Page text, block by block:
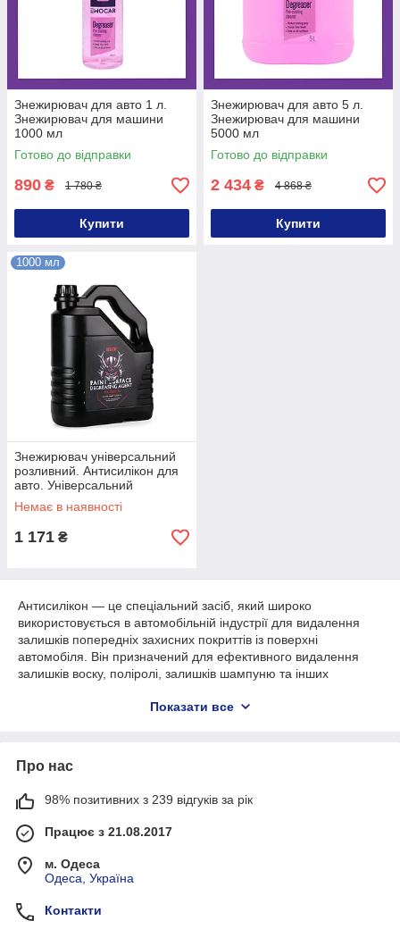
Знежирювач для авто 1 л.
Знежирювач для машини
1000 мл
Готово до відправки
890 ₴ 1 780 ₴
Купити
Знежирювач для авто 5 л.
Знежирювач для машини
5000 мл
Готово до відправки
2 434 ₴ 4 868 ₴
Купити
1000 мл
Знежирювач універсальний
розливний. Антисилікон для
авто. Універсальний
знежирювач на розлив 1 л
Немає в наявності
1 171 ₴
Антисилікон — це спеціальний засіб, який широко
використовується в автомобільній індустрії для видалення
залишків попередніх захисних покриттів із поверхні
автомобіля. Він призначений для ефективного видалення
залишків воску, поліролі, залишків шампуню та інших
Залишки попередніх покриттів можуть створювати перешкоду
зменшувати його ефективність. Ось де антисилікон
Антисилікон має спеціальні властивості, які дають йому
ефективно розкладати та видаляти залишки захисних
покриттів із поверхні автомобіля. Він проникає в пори та
їхнє видалення. Водночас антисилікон не пошкоджує
лакофарбового покриття й не залишає подряпин.
Показати все
Про нас
98% позитивних з 239 відгуків за рік
Працює з 21.08.2017
м. Одеса
Одеса, Україна
Контакти